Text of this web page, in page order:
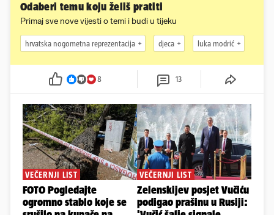
Odaberi temu koju želiš pratiti
Primaj sve nove vijesti o temi i budi u tijeku
hrvatska nogometna reprezentacija djeca luka modrić
8 13